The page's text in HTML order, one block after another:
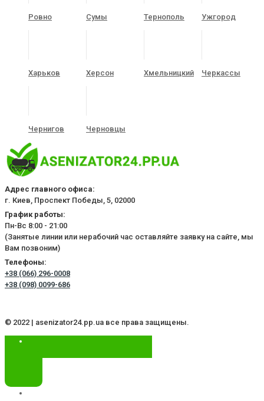
Ровно Сумы Тернополь Ужгород
Харьков Херсон Хмельницкий Черкассы
Чернигов Черновцы
Адрес главного офиса:
г. Киев, Проспект Победы, 5, 02000
График работы:
Пн-Вс 8:00 - 21:00
(Занятые линии или нерабочий час оставляйте заявку на сайте, мы
Вам позвоним)
Телефоны:
+38 (066) 296-0008
+38 (098) 0099-686
© 2022 | asenizator24.pp.ua все права защищены.